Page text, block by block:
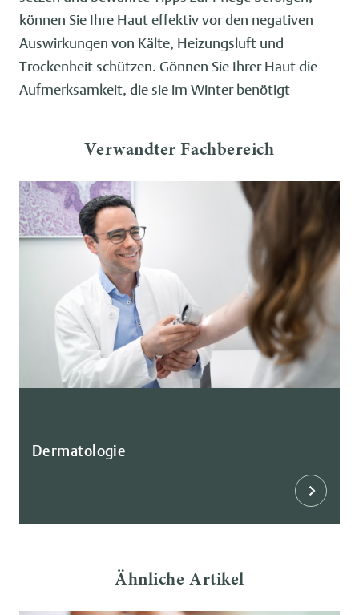
können Sie Ihre Haut effektiv vor den negativen
Auswirkungen von Kälte, Heizungsluft und
Trockenheit schützen. Gönnen Sie Ihrer Haut die
Aufmerksamkeit, die sie im Winter benötigt
Verwandter Fachbereich
Dermatologie
Ähnliche Artikel